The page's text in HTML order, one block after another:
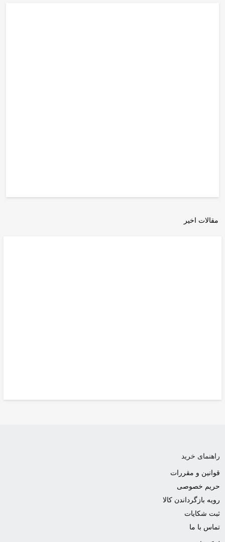
مقالات اخیر
راهنمای خرید
قوانین و مقررات
حریم خصوصی
رویه بازگرداندن کالا
ثبت شکایات
تماس با ما